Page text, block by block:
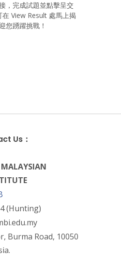
，完成試題並點擊呈交
View Result 處馬上揭
您踴躍挑戰！
Us：
(Hunting)
Burma Road, 10050